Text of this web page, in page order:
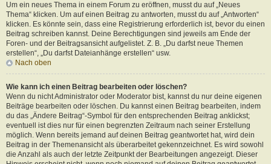
Um ein neues Thema in einem Forum zu eröffnen, musst du auf „Neues
Thema“ klicken. Um auf einen Beitrag zu antworten, musst du auf „Antworten“
klicken. Es könnte sein, dass eine Registrierung erforderlich ist, bevor du einen
Beitrag schreiben kannst. Deine Berechtigungen sind jeweils am Ende der
Foren- und der Beitragsansicht aufgelistet. Z. B. „Du darfst neue Themen
erstellen“, „Du darfst Dateianhänge erstellen“ usw.
Nach oben
Wie kann ich einen Beitrag bearbeiten oder löschen?
Wenn du nicht Administrator oder Moderator bist, kannst du nur deine eigenen
Beiträge bearbeiten oder löschen. Du kannst einen Beitrag bearbeiten, indem
du das „Ändere Beitrag“-Symbol für den entsprechenden Beitrag anklickst;
eventuell ist dies nur für einen begrenzten Zeitraum nach seiner Erstellung
möglich. Wenn bereits jemand auf deinen Beitrag geantwortet hat, wird dein
Beitrag in der Themenansicht als überarbeitet gekennzeichnet. Es wird sowohl
die Anzahl als auch der letzte Zeitpunkt der Bearbeitungen angezeigt. Dieser